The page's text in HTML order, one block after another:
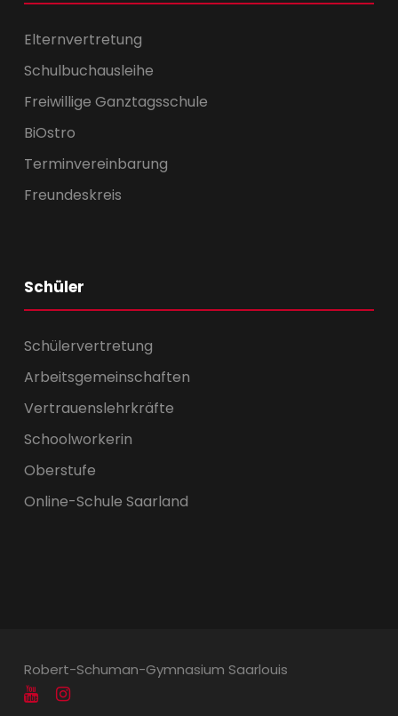
Elternvertretung
Schulbuchausleihe
Freiwillige Ganztagsschule
BiOstro
Terminvereinbarung
Freundeskreis
Schüler
Schülervertretung
Arbeitsgemeinschaften
Vertrauenslehrkräfte
Schoolworkerin
Oberstufe
Online-Schule Saarland
Robert-Schuman-Gymnasium Saarlouis